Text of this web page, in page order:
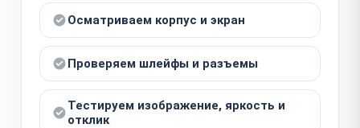
Осматриваем корпус и экран
Проверяем шлейфы и разъемы
Тестируем изображение, яркость и
отклик